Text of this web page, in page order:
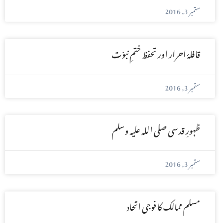
ستمبر 3, 2016
قافلۂ احرار اور تحفظ ختمِ نبوّت
ستمبر 3, 2016
ظہورِ قدسی صلی اللہ علیہ وسلم
ستمبر 3, 2016
مسلم ممالک کا فوجی اتحاد